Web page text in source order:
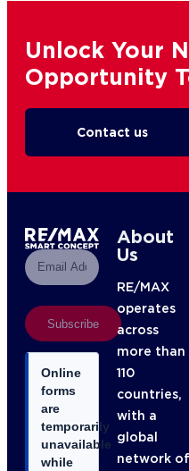
Unlock Your
Opportunity
Contact us
Subscribe
Online
forms
are
temporarily
unavailable
while
About
Us
RE/MAX
operates
across
more than
110
countries,
with a
global
network of